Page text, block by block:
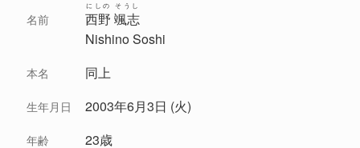
名前 西野 颯志
にしの そうし
Nishino Soshi
本名 同上
生年月日 2003年6月3日 (火)
年齢 23歳